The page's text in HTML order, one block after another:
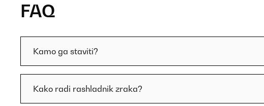
FAQ
Kamo ga staviti?
Kako radi rashladnik zraka?